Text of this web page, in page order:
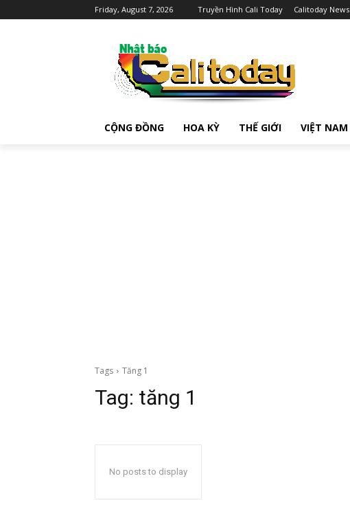
Friday, August 7, 2026 Truyền Hình Cali Today Calitoday News
CỘNG ĐỒNG HOA KỲ THẾ GIỚI VIỆT NAM
Tags Tăng 1
Tag: tăng 1
No posts to display